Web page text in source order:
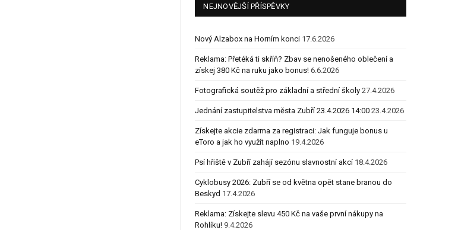
NEJNOVĚJŠÍ PŘÍSPĚVKY
Nový Alzabox na Horním konci 17.6.2026
Reklama: Přetéká ti skříň? Zbav se nenošeného oblečení a
získej 380 Kč na ruku jako bonus! 6.6.2026
Fotografická soutěž pro základní a střední školy 27.4.2026
Jednání zastupitelstva města Zubří 23.4.2026 14:00 23.4.2026
Získejte akcie zdarma za registraci: Jak funguje bonus u
eToro a jak ho využít naplno 19.4.2026
Psí hřiště v Zubří zahájí sezónu slavnostní akcí 18.4.2026
Cyklobusy 2026: Zubří se od května opět stane branou do
Beskyd 17.4.2026
Reklama: Získejte slevu 450 Kč na vaše první nákupy na
Rohlíku! 9.4.2026